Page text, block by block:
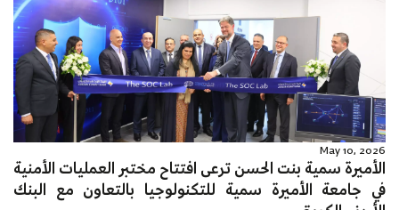
May 10, 2026
الأميرة سمية بنت الحسن ترعى افتتاح مختبر العمليات الأمنية
في جامعة الأميرة سمية للتكنولوجيا بالتعاون مع البنك